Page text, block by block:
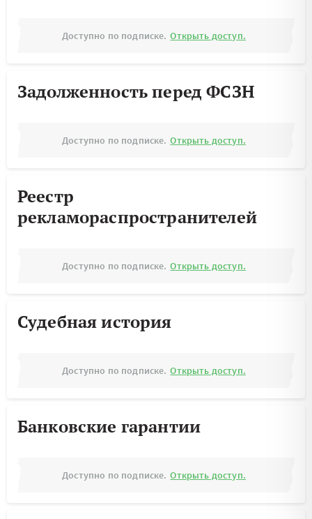
Доступно по подписке. Открыть доступ.
Задолженность перед ФСЗН
Доступно по подписке. Открыть доступ.
Реестр
рекламораспространителей
Доступно по подписке. Открыть доступ.
Судебная история
Доступно по подписке. Открыть доступ.
Банковские гарантии
Доступно по подписке. Открыть доступ.